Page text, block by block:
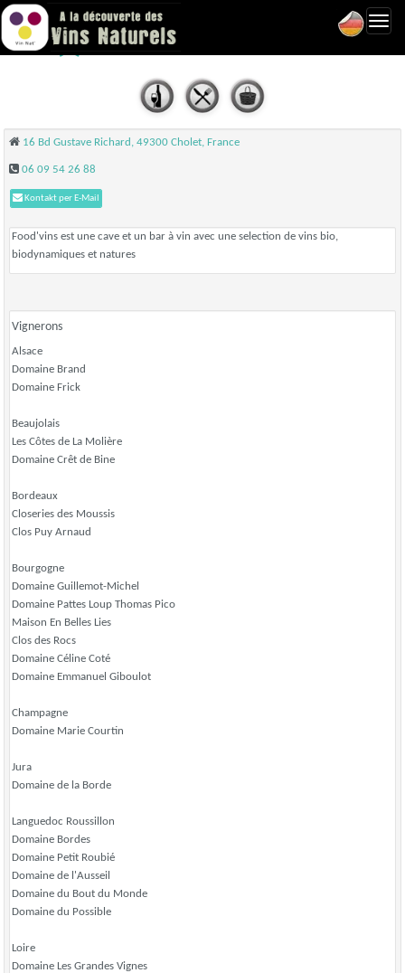
Food'vins - Cholet
16 Bd Gustave Richard, 49300 Cholet, France
06 09 54 26 88
Kontakt per E-Mail
Food'vins est une cave et un bar à vin avec une selection de vins bio,
biodynamiques et natures
Vignerons
Alsace
Domaine Brand
Domaine Frick
Beaujolais
Les Côtes de La Molière
Domaine Crêt de Bine
Bordeaux
Closeries des Moussis
Clos Puy Arnaud
Bourgogne
Domaine Guillemot-Michel
Domaine Pattes Loup Thomas Pico
Maison En Belles Lies
Clos des Rocs
Domaine Céline Coté
Domaine Emmanuel Giboulot
Champagne
Domaine Marie Courtin
Jura
Domaine de la Borde
Languedoc Roussillon
Domaine Bordes
Domaine Petit Roubié
Domaine de l'Ausseil
Domaine du Bout du Monde
Domaine du Possible
Loire
Domaine Les Grandes Vignes